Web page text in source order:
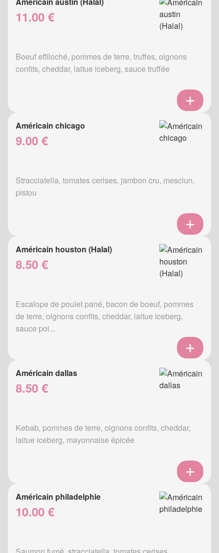
11.00 €
Boeuf effiloché, pommes de terre, truffes, oignons
confits, cheddar, laitue iceberg, sauce truffée
Américain chicago
9.00 €
Stracciatella, tomates cerises, jambon cru, mesclun,
pistou
Américain houston (Halal)
8.50 €
Escalope de poulet pané, bacon de boeuf, pommes
de terre, oignons confits, cheddar, laitue iceberg,
sauce poi...
Américain dallas
8.50 €
Kebab, pommes de terre, oignons confits, cheddar,
laitue iceberg, mayonnaise épicée
Américain philadelphie
10.00 €